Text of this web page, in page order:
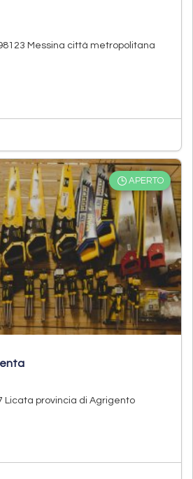
Messina città metropolitana
APERTO
Licata provincia di Agrigento